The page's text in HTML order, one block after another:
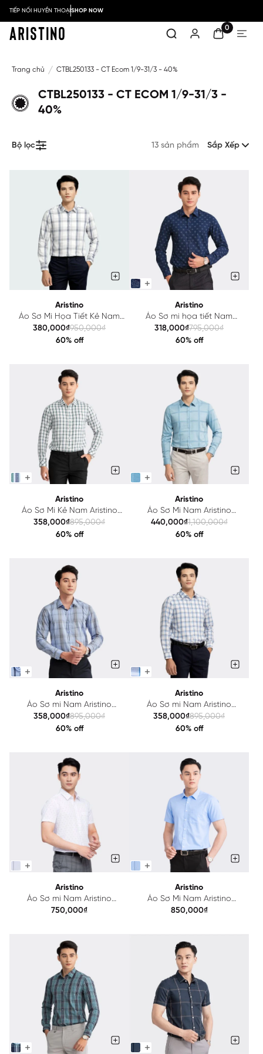
TIẾP NỐI HUYỀN THOẠISHOP NOW
0
Trang chủ CTBL250133 - CT Ecom 1/9-31/3 - 40%
CTBL250133 - CT ECOM 1/9-31/3 -
40%
Bộ lọc 13 sản phẩm Sắp Xếp
Aristino
Áo Sơ Mi Họa Tiết Kẻ Nam
Aristino ALS18402
380,000₫950,000₫
60% off
Aristino
Áo Sơ mi họa tiết Nam
Aristino ALS17002
318,000₫795,000₫
60% off
Aristino
Áo Sơ Mi Kẻ Nam Aristino
ALS23102
358,000₫895,000₫
60% off
Aristino
Áo Sơ Mi Nam Aristino
ALS14002
440,000₫1,100,000₫
60% off
Aristino
Áo Sơ mi Nam Aristino
ALS15902
358,000₫895,000₫
60% off
Aristino
Áo Sơ mi Nam Aristino
ALS16002
358,000₫895,000₫
60% off
Aristino
Áo Sơ mi Nam Aristino
ASS186S3
750,000₫
Aristino
Áo Sơ Mi Nam Aristino
Bamboo ASS060S3
850,000₫